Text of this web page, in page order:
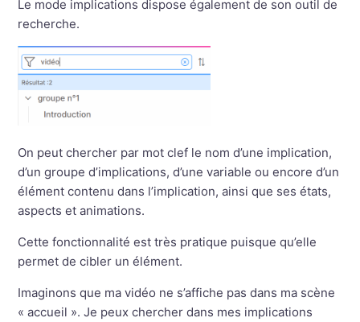
Le mode implications dispose également de son outil de
recherche.
On peut chercher par mot clef le nom d’une implication,
d’un groupe d’implications, d’une variable ou encore d’un
élément contenu dans l’implication, ainsi que ses états,
aspects et animations.
Cette fonctionnalité est très pratique puisque qu’elle
permet de cibler un élément.
Imaginons que ma vidéo ne s’affiche pas dans ma scène
« accueil ». Je peux chercher dans mes implications